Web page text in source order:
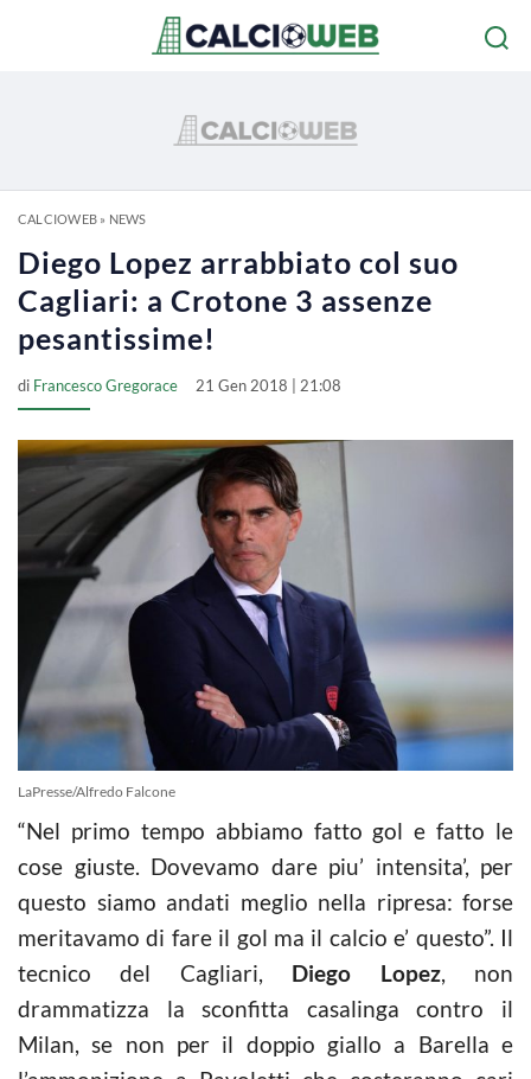
CALCIOWEB» NEWS
Diego Lopez arrabbiato col suo
Cagliari: a Crotone 3 assenze
pesantissime!
di Francesco Gregorace 21 Gen 2018 | 21:08
LaPresse/Alfredo Falcone
“Nel primo tempo abbiamo fatto gol e fatto le
cose giuste. Dovevamo dare piu’ intensita’, per
questo siamo andati meglio nella ripresa: forse
meritavamo di fare il gol ma il calcio e’ questo”. Il
tecnico del Cagliari, Diego Lopez, non
drammatizza la sconfitta casalinga contro il
Milan, se non per il doppio giallo a Barella e